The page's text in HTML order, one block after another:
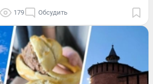
179 Обсудить